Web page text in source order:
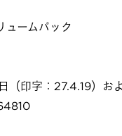
ームパック
印字：27.4.19）お